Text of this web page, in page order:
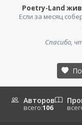
Poetry-Land
Если за месяц
Спасибо,
Авторов
всего:106